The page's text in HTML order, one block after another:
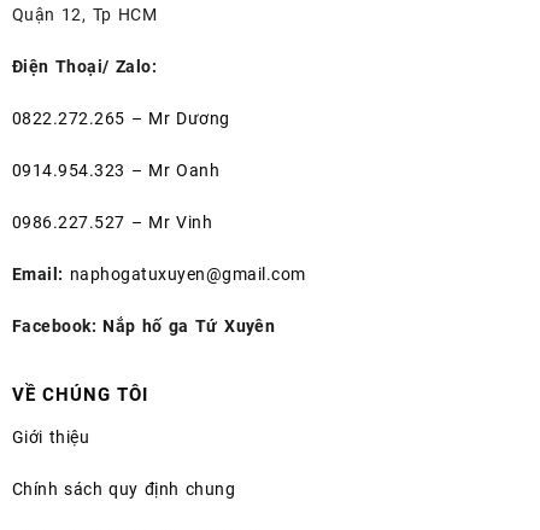
Quận 12, Tp HCM
Điện Thoại/ Zalo:
0822.272.265 – Mr Dương
0914.954.323 – Mr Oanh
0986.227.527 – Mr Vinh
Email: naphogatuxuyen@gmail.com
Facebook: Nắp hố ga Tứ Xuyên
VỀ CHÚNG TÔI
Giới thiệu
Chính sách quy định chung